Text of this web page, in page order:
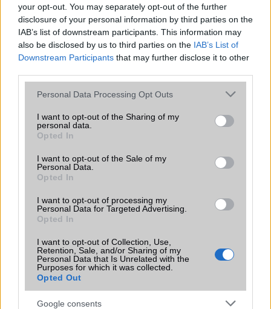
your opt-out. You may separately opt-out of the further
disclosure of your personal information by third parties on the
IAB’s list of downstream participants. This information may
also be disclosed by us to third parties on the IAB’s List of
Downstream Participants that may further disclose it to other
Please note that this website/app uses one or more Google
not limited to your visit or usage behaviour. You may click to
grant or deny consent to Google and its third-party tags to
use your data for below specified purposes in below Google
consent section.
Personal Data Processing Opt Outs
I want to opt-out of the Sharing of my
personal data.
Opted In
I want to opt-out of the Sale of my
Personal Data.
Opted In
I want to opt-out of processing my
Personal Data for Targeted Advertising.
Opted In
I want to opt-out of Collection, Use,
Retention, Sale, and/or Sharing of my
Personal Data that Is Unrelated with the
Purposes for which it was collected.
Opted Out
Google consents
224.000 Ft (új)
Apple iPhone 17
Euro Gsm